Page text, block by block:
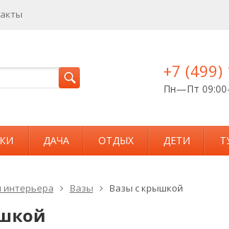
+7 (499)
Пн—Пт
ДАЧА ОТДЫХ ДЕТИ
интерьера Вазы Вазы с крышкой